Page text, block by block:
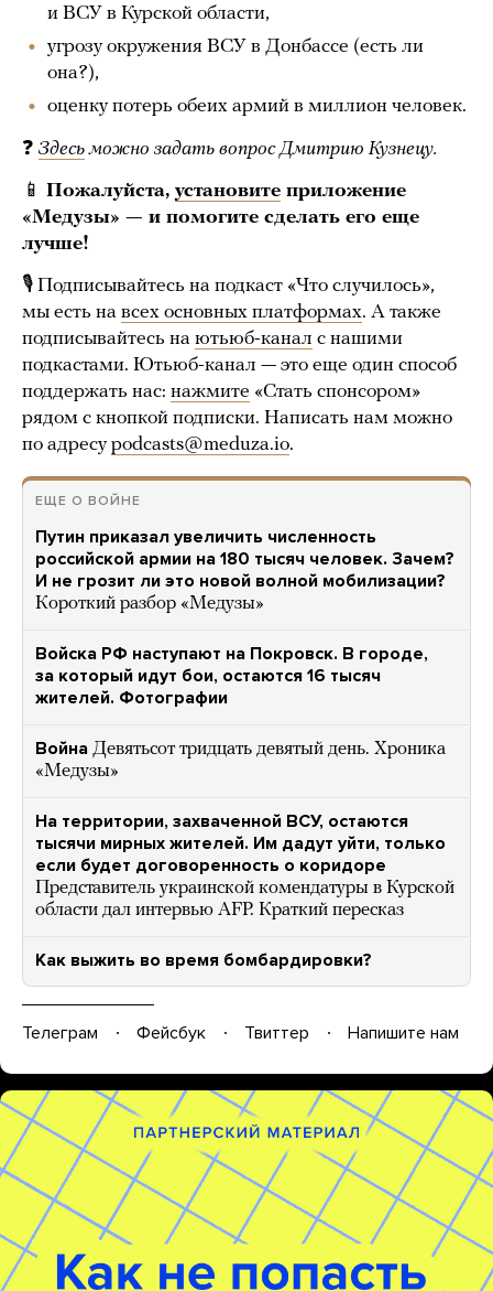
и ВСУ в Курской области,
угрозу окружения ВСУ в Донбассе (есть ли
она?),
оценку потерь обеих армий в миллион человек.
❓ Здесьможно задать вопрос Дмитрию Кузнецу.
📱 Пожалуйста, установите приложение
«Медузы» — и помогите сделать его еще
лучше!
🎙 Подписывайтесь на подкаст «Что случилось»,
мы есть на всех основных платформах. А также
подписывайтесь на ютьюб-канал с нашими
подкастами. Ютьюб-канал — это еще один способ
поддержать нас: нажмите «Стать спонсором»
рядом с кнопкой подписки. Написать нам можно
по адресуpodcasts@meduza.io.
ЕЩЕ О ВОЙНЕ
Путин приказал увеличить численность
российской армии на 180 тысяч человек. Зачем?
И не грозит ли это новой волной мобилизации?
Короткий разбор «Медузы»
Войска РФ наступают на Покровск. В городе,
за который идут бои, остаются 16 тысяч
жителей. Фотографии
Война Девятьсот тридцать девятый день. Хроника
«Медузы»
На территории, захваченной ВСУ, остаются
тысячи мирных жителей. Им дадут уйти, только
если будет договоренность о коридоре
Представитель украинской комендатуры в Курской
области дал интервью AFP. Краткий пересказ
Как выжить во время бомбардировки?
Телеграм Фейсбук Твиттер Напишите нам